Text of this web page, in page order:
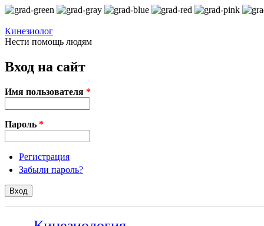
Перейти к основному содержанию
Кинезиолог
Нести помощь людям
Вход на сайт
Имя пользователя *
Пароль *
Регистрация
Забыли пароль?